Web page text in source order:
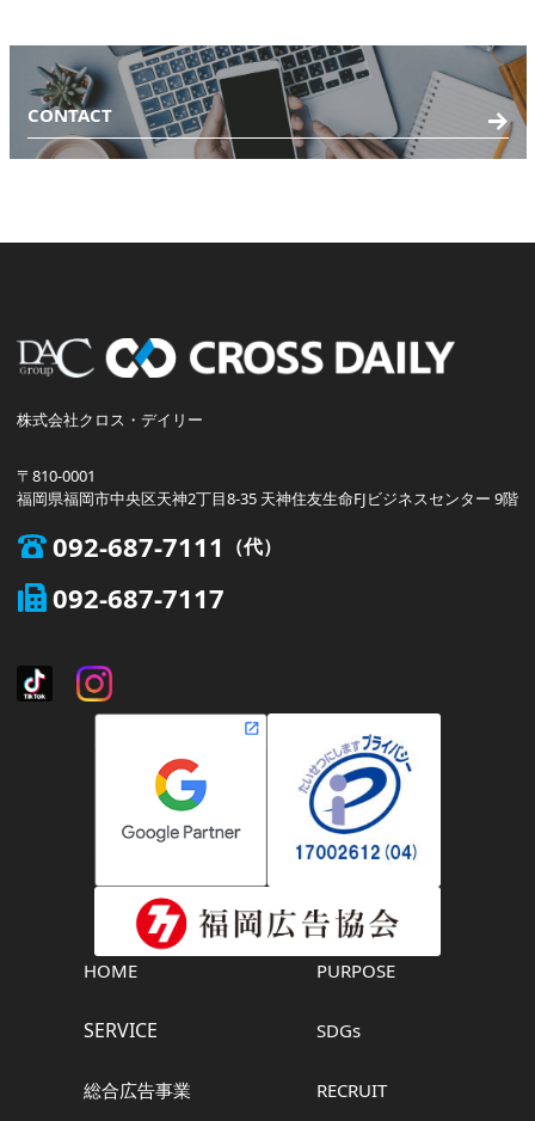
CONTACT
株式会社クロス・デイリー
〒810-0001
福岡県福岡市中央区天神2丁目8-35 天神住友生命FJビジネスセンター 9階
092-687-7111
092-687-7117
HOME
SERVICE
総合広告事業
PURPOSE
SDGs
RECRUIT